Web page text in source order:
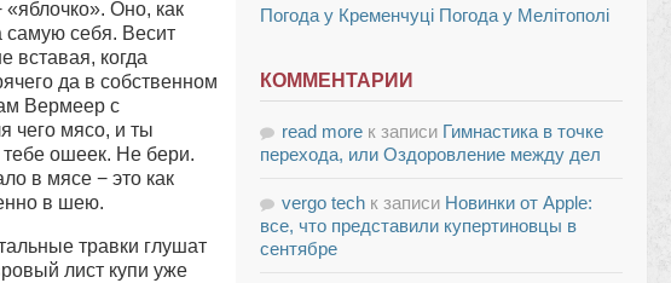
Оно, как
самую себя. Весит
вставая, когда
да в собственном
Вермеер с
чего мясо, и ты
тебе ошеек. Не бери.
в мясе − это как
в шею.
травки глушат
лист купи уже
Погода у Кременчуці Погода у Мелітополі
КОММЕНТАРИИ
read more к записи Гимнастика в точке
перехода, или Оздоровление между дел
vergo tech к записи Новинки от Apple:
все, что представили купертиновцы в
сентябре